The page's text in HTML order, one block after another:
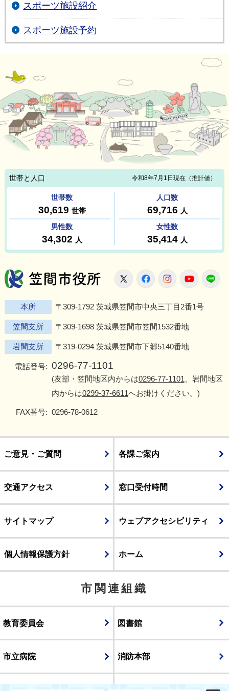
スポーツ施設紹介
スポーツ施設予約
笠間市役所
X FacebookInstagram
本所 〒309-1792 茨城県笠間市中央三丁目2番1号
笠間支所 〒309-1698 茨城県笠間市笠間1532番地
岩間支所 〒319-0294 茨城県笠間市下郷5140番地
電話番号: 0296-77-1101
(友部・笠間地区内からは0296-77-1101 、岩間地区
内からは0299-37-6611へお掛けください。)
FAX番号: 0296-78-0612
ご意見・ご質問 各課ご案内
交通アクセス 窓口受付時間
サイトマップ ウェブアクセシビリティ
個人情報保護方針 ホーム
市関連組織
教育委員会 図書館
市立病院 消防本部